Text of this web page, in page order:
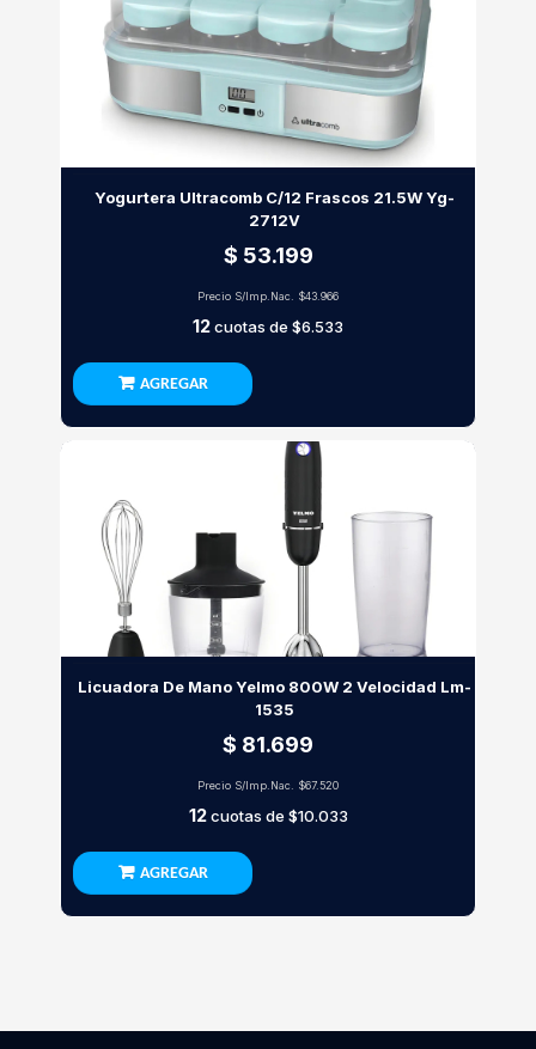
Yogurtera Ultracomb C/12 Frascos 21.5W Yg-
2712V
$ 53.199
Precio S/Imp.Nac. $43.966
12cuotas de $6.533
AGREGAR
Licuadora De Mano Yelmo 800W 2 Velocidad Lm-
1535
$ 81.699
Precio S/Imp.Nac. $67.520
12cuotas de $10.033
AGREGAR